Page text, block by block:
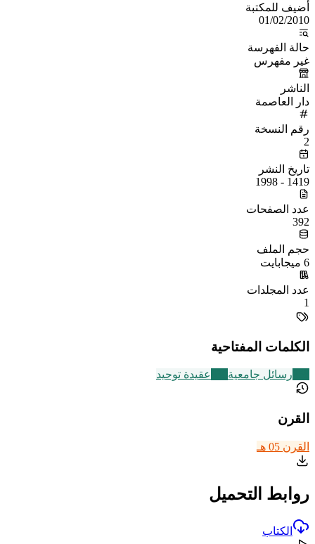
أُضيف للمكتبة
01/02/2010
حالة الفهرسة
غير مفهرس
الناشر
دار العاصمة
رقم النسخة
2
تاريخ النشر
1419 - 1998
عدد الصفحات
392
حجم الملف
6 ميجابايت
عدد المجلدات
1
الكلمات المفتاحية
رسائل جامعية عقيدة توحيد
القرن
القرن 05 هـ
روابط التحميل
الكتاب